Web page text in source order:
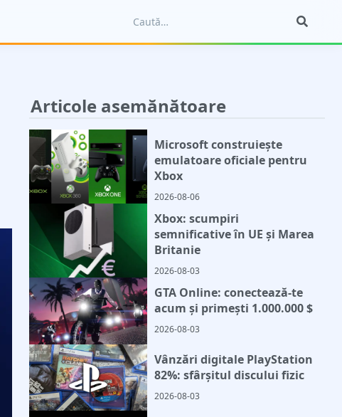
Articole asemănătoare
Microsoft construiește
emulatoare oficiale pentru
Xbox
2026-08-06
Xbox: scumpiri
semnificative în UE și Marea
Britanie
2026-08-03
GTA Online: conectează-te
acum și primești 1.000.000 $
2026-08-03
Vânzări digitale PlayStation
82%: sfârșitul discului fizic
2026-08-03